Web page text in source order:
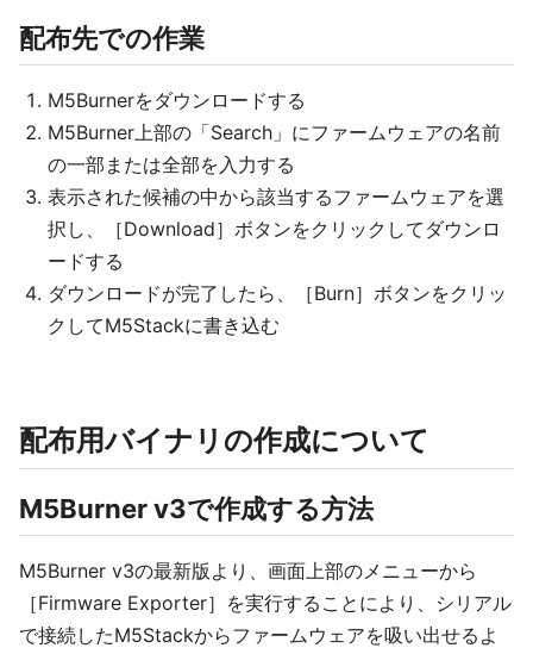
配布先での作業
M5Burnerをダウンロードする
M5Burner上部の「Search」にファームウェアの名前
の一部または全部を入力する
表示された候補の中から該当するファームウェアを選
択し、［Download］ボタンをクリックしてダウンロ
ードする
ダウンロードが完了したら、［Burn］ボタンをクリッ
クしてM5Stackに書き込む
配布用バイナリの作成について
M5Burner v3で作成する方法
M5Burner v3の最新版より、画面上部のメニューから
［Firmware Exporter］を実行することにより、シリアル
で接続したM5Stackからファームウェアを吸い出せるよ